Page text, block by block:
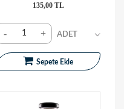
135,00 TL
- +
Sepete Ekle